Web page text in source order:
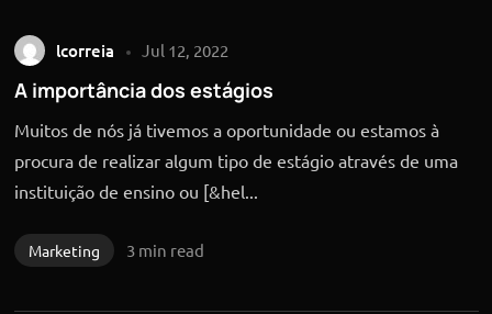
lcorreia Jul 12, 2022
A importância dos estágios
Muitos de nós já tivemos a oportunidade ou estamos à
procura de realizar algum tipo de estágio através de uma
instituição de ensino ou [&hel...
Marketing 3 min read